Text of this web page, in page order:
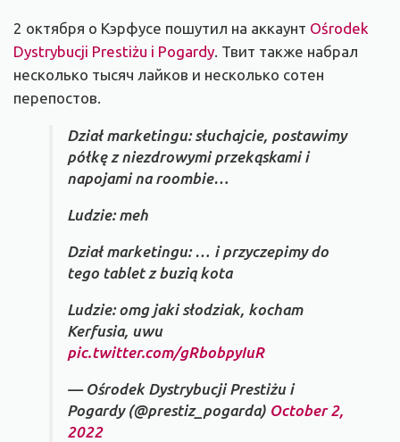
2 октября о Кэрфусе пошутил на аккаунт Ośrodek
Dystrybucji Prestiżu i Pogardy. Твит также набрал
несколько тысяч лайков и несколько сотен
перепостов.
Dział marketingu: słuchajcie, postawimy
półkę z niezdrowymi przekąskami i
napojami na roombie…
Ludzie: meh
Dział marketingu: … i przyczepimy do
tego tablet z buzią kota
Ludzie: omg jaki słodziak, kocham
Kerfusia, uwu
pic.twitter.com/gRbobpyIuR
— Ośrodek Dystrybucji Prestiżu i
Pogardy (@prestiz_pogarda) October 2,
2022